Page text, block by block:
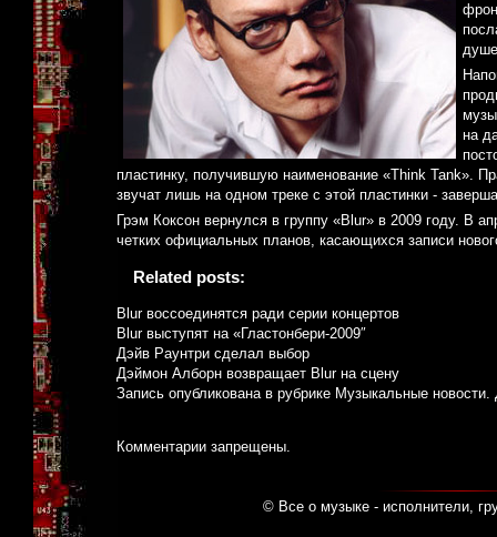
на
пластинку, получившую наименование «Think Tank».
звучат лишь на одном треке с этой пластинки -
Грэм Коксон вернулся в группу «Blur» в 2009 году. В
четких официальных планов, касающихся записи
Related posts:
Blur воссоединятся ради серии концертов
Blur выступят на «Гластонбери-2009″
Дэйв Раунтри сделал выбор
Дэймон Алборн возвращает Blur на сцену
Запись опубликована в рубрике Музыкальные новости.
Комментарии запрещены.
© Все о музыке - исполнители,